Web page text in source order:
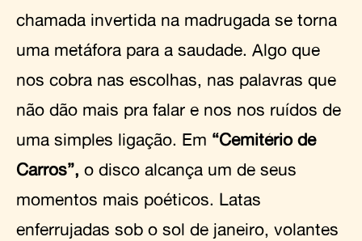
chamada invertida na madrugada se torna
uma metáfora para a saudade. Algo que
nos cobra nas escolhas, nas palavras que
não dão mais pra falar e nos nos ruídos de
uma simples ligação. Em “Cemitério de
Carros”, o disco alcança um de seus
momentos mais poéticos. Latas
enferrujadas sob o sol de janeiro, volantes